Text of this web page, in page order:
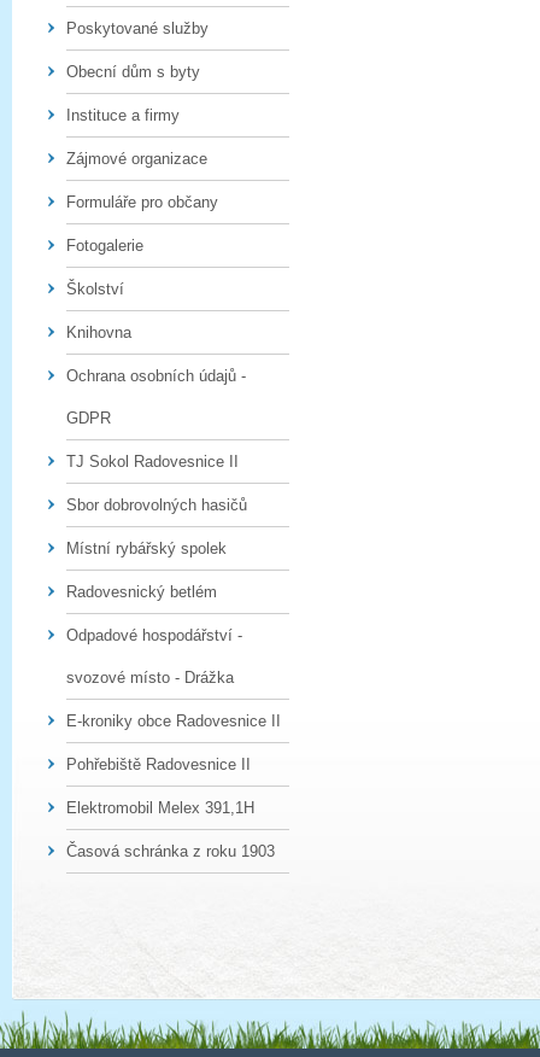
Poskytované služby
Obecní dům s byty
Instituce a firmy
Zájmové organizace
Formuláře pro občany
Fotogalerie
Školství
Knihovna
Ochrana osobních údajů -
GDPR
TJ Sokol Radovesnice II
Sbor dobrovolných hasičů
Místní rybářský spolek
Radovesnický betlém
Odpadové hospodářství -
svozové místo - Drážka
E-kroniky obce Radovesnice II
Pohřebiště Radovesnice II
Elektromobil Melex 391,1H
Časová schránka z roku 1903